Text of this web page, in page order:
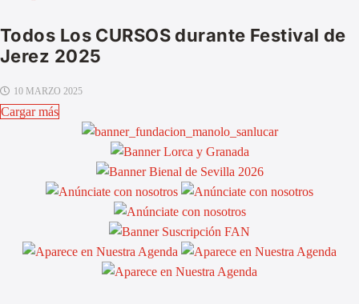
Todos Los CURSOS durante Festival de
Jerez 2025
10 MARZO 2025
Cargar más